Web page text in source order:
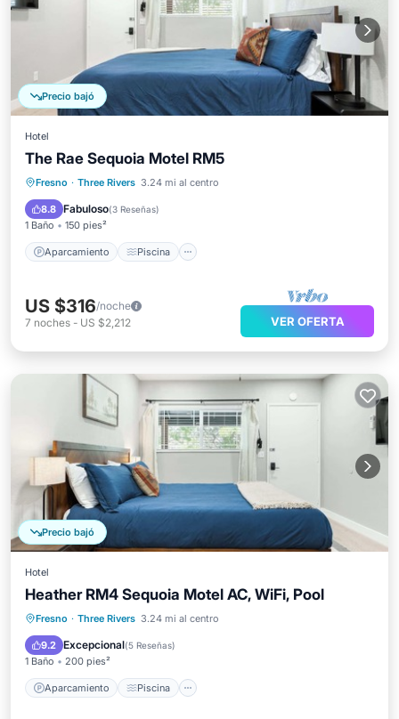
Precio bajó
Hotel
The Rae Sequoia Motel RM5
Fresno · Three Rivers 3.24 mi al centro
8.8 Fabuloso(3 Reseñas)
1 Baño 150 pies²
Aparcamiento Piscina
Aparcamiento
Piscina
Balcón/Terraza
US $316/noche
7 noches - US $2,212 VER OFERTA
Precio bajó
Hotel
Heather RM4 Sequoia Motel AC, WiFi, Pool
Fresno · Three Rivers 3.24 mi al centro
9.2 Excepcional(5 Reseñas)
1 Baño 200 pies²
Aparcamiento Piscina
Aparcamiento
Piscina
Balcón/Terraza